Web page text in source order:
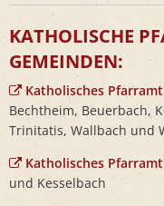
KATHOLISCHE
GEMEINDEN:
Katholisches
Bechtheim, Beuerbach,
Trinitatis, Wallbach und
Katholisches
und Kesselbach